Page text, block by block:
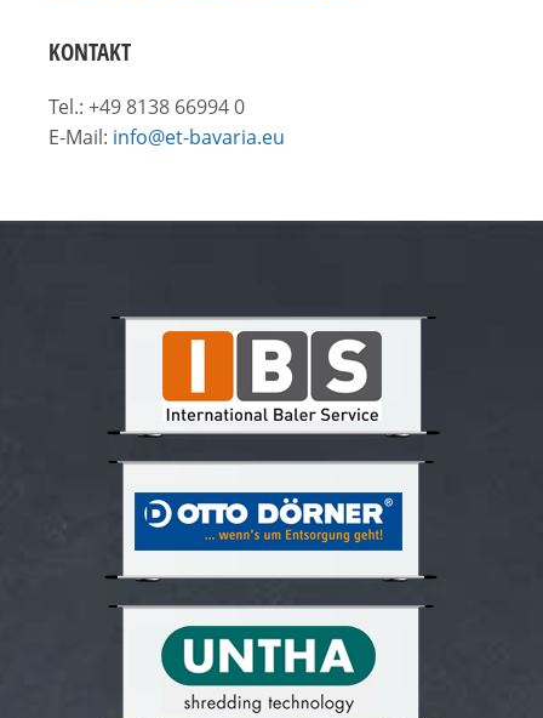
KONTAKT
Tel.: +49 8138 66994 0
E-Mail: info@et-bavaria.eu